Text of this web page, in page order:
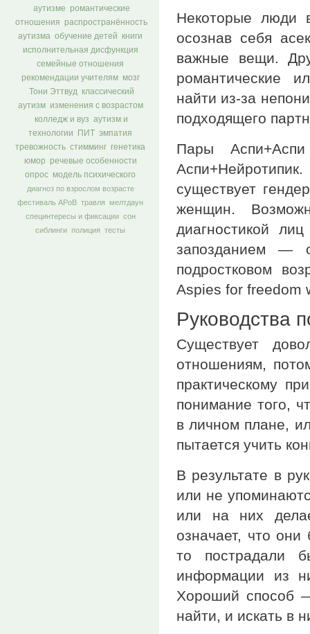
аутизме
романтические
отношения
распространённость
аутизма обучение детей
книги
исполнительная дисфункция
семейные отношения
рекомендации учителям
мозг
Тони Эттвуд
классический
аутизм
изменения с возрастом
колледж и вуз аутизм и
технологии
ПИТ
эмпатия
тревожность стимминг генетика
юмор
речевые особенности
опрос модель психического
диагноз по взрослом возрасте
фестиваль АРоВ травля мелтдаун
специнтересы и фиксации сон
сиблинги полиция тесты
Некоторые люди
осознав себя
важные вещи.
романтические
найти из-за
подходящего
Пары
существует
женщин.
диагностикой
запозданием —
подростковом
Aspies for freedom
Руководства
Существует
отношениям,
практическому
понимание того,
в личном плане,
пытается учить
В результате в
или не
или на них
означает, что
то пострадали
информации из
Хороший способ
найти, и искать в